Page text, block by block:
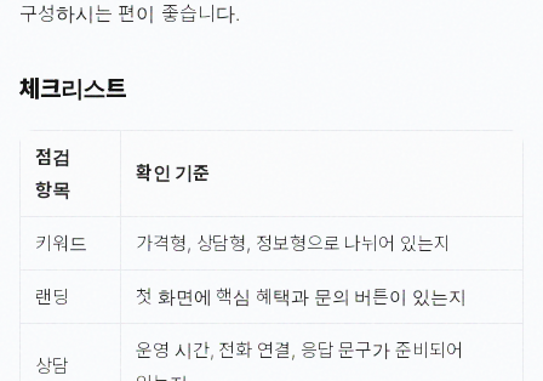
구성하시는 편이 좋습니다.
체크리스트
점검
항목
확인 기준
키워드 가격형, 상담형, 정보형으로 나뉘어 있는지
랜딩 첫 화면에 핵심 혜택과 문의 버튼이 있는지
상담
운영 시간, 전화 연결, 응답 문구가 준비되어